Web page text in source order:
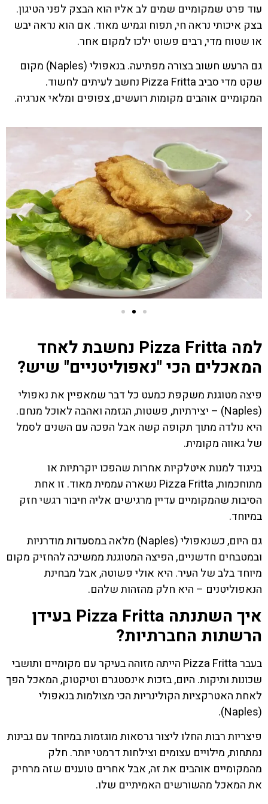
עוד פרט שמקומיים שמים לב אליו הוא הבצק לפני הטיגון.
בצק איכותי נראה חי, תפוח וגמיש מאוד. אם הוא נראה יבש
או שטוח מדי, רבים פשוט ילכו למקום אחר.
גם הרעש חשוב בצורה מפתיעה. בנאפולי (Naples) מקום
שקט מדי סביב Pizza Fritta נחשב לעיתים לחשוד.
המקומיים אוהבים מקומות רועשים, צפופים ומלאי אנרגיה.
למה Pizza Fritta נחשבת לאחד
המאכלים הכי "נאפוליטניים" שיש?
פיצה מטוגנת משקפת כמעט כל דבר שמאפיין את נאפולי
(Naples) – יצירתיות, פשטות, הגזמה ואהבה לאוכל מנחם.
היא נולדה מתוך תקופה קשה אבל הפכה עם השנים לסמל
של גאווה מקומית.
בניגוד למנות איטלקיות אחרות שהפכו יוקרתיות או
מתוחכמות, Pizza Fritta נשארה עממית מאוד. זו אחת
הסיבות שהמקומיים עדיין מרגישים אליה חיבור רגשי חזק
במיוחד.
גם היום, כשנאפולי (Naples) מלאה במסעדות מודרניות
ובמטבחים חדשניים, הפיצה המטוגנת ממשיכה להחזיק מקום
מיוחד בלב של העיר. היא אולי פשוטה, אבל מבחינת
הנאפוליטנים – היא חלק מהזהות שלהם.
איך השתנתה Pizza Fritta בעידן
הרשתות החברתיות?
בעבר Pizza Fritta הייתה מזוהה בעיקר עם מקומיים ותושבי
שכונות ותיקות. היום, בזכות אינסטגרם וטיקטוק, המאכל הפך
לאחת האטרקציות הקולינריות הכי מצולמות בנאפולי
(Naples).
פיצריות רבות החלו ליצור גרסאות מוגזמות במיוחד עם גבינות
נמתחות, מילויים עצומים וצילחות דרמטי יותר. חלק
מהמקומיים אוהבים את זה, אבל אחרים טוענים שזה מרחיק
את המאכל מהשורשים האמיתיים שלו.